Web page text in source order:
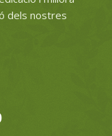
dels nostres